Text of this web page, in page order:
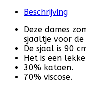
Beschrijving
Deze dames
sjaaltje voor de
De sjaal is 90
Het is een
30% katoen.
70% viscose.